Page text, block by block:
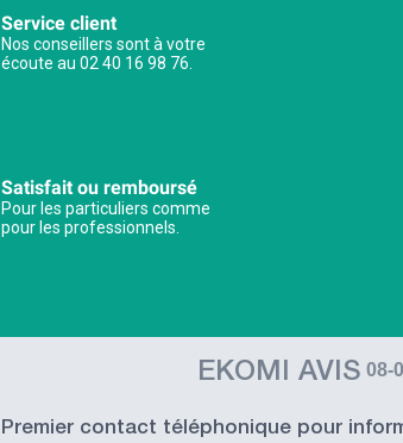
Service client
Nos conseillers sont à votre
écoute au 02 40 16 98 76.
Satisfait ou remboursé
Pour les particuliers comme
pour les professionnels.
EKOMI AVIS 08-
Premier contact téléphonique pour